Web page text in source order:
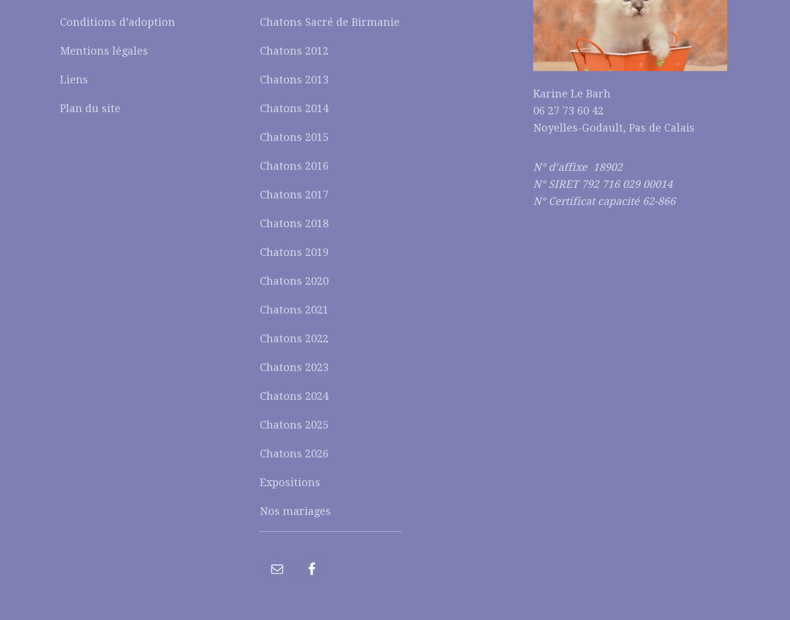
Conditions d’adoption
Mentions légales
Liens
Plan du site
Chatons Sacré de Birmanie
Chatons 2012
Chatons 2013
Chatons 2014
Chatons 2015
Chatons 2016
Chatons 2017
Chatons 2018
Chatons 2019
Chatons 2020
Chatons 2021
Chatons 2022
Chatons 2023
Chatons 2024
Chatons 2025
Chatons 2026
Expositions
Nos mariages
Karine Le Barh
06 27 73 60 42
Noyelles-Godault, Pas de Calais
N° d’affixe 18902
N° SIRET 792 716 029 00014
N° Certificat capacité 62-866